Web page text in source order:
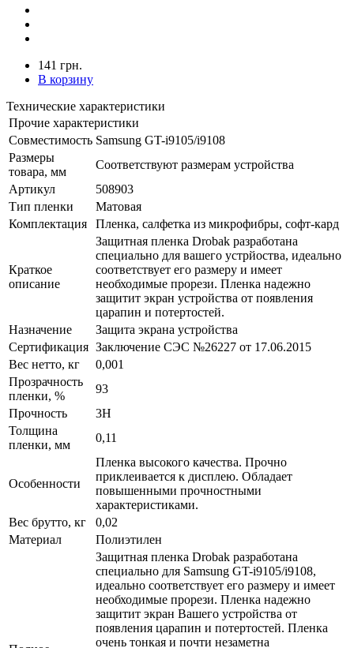
141 грн.
В корзину
Технические характеристики
Прочие характеристики
Совместимость Samsung GT-i9105/i9108
Размеры
товара, мм
Соответствуют размерам устройства
Артикул
508903
Тип пленки
Матовая
Комплектация
Пленка, салфетка из микрофибры, софт-кард
Краткое
описание
Защитная пленка Drobak разработана
специально для вашего устрйоства, идеально
соответствует его размеру и имеет
необходимые прорези. Пленка надежно
защитит экран устройства от появления
царапин и потертостей.
Назначение
Защита экрана устройства
Сертификация Заключение СЭС №26227 от 17.06.2015
Вес нетто, кг
0,001
Прозрачность
пленки, %
93
Прочность
3H
Толщина
пленки, мм
0,11
Особенности
Пленка высокого качества. Прочно
приклеивается к дисплею. Обладает
повышенными прочностными
характеристиками.
Вес брутто, кг
0,02
Материал
Полиэтилен
Защитная пленка Drobak разработана
специально для Samsung GT-i9105/i9108,
идеально соответствует его размеру и имеет
необходимые прорези. Пленка надежно
защитит экран Вашего устройства от
появления царапин и потертостей. Пленка
очень тонкая и почти незаметна